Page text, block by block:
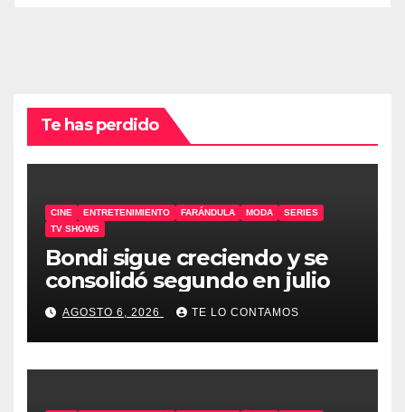
Te has perdido
CINE ENTRETENIMIENTO FARÁNDULA MODA
SERIES
TV SHOWS
Bondi sigue creciendo y se
consolidó segundo en julio
AGOSTO 6, 2026 TE LO CONTAMOS